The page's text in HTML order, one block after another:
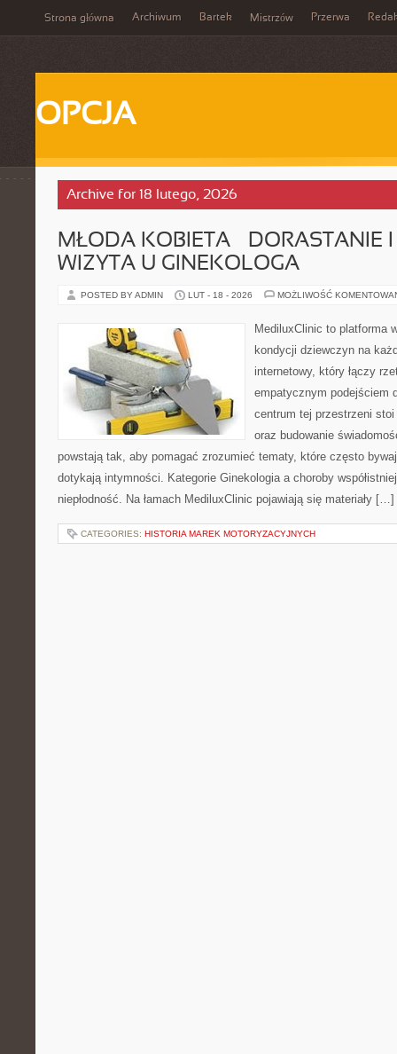
Strona główna Archiwum Bartek Mistrzów Przerwa
OPCJA
Archive for 18 lutego, 2026
MŁODA KOBIETA – DORASTANIE
WIZYTA U GINEKOLOGA
POSTED BY ADMIN LUT - 18 - 2026 MOŻLIWOŚĆ
MediluxClinic to platforma
kondycji dziewczyn na
internetowy, który łączy
empatycznym podejściem
centrum tej przestrzeni
oraz budowanie
powstają tak, aby pomagać zrozumieć tematy, które często
dotykają intymności. Kategorie Ginekologia a choroby
niepłodność. Na łamach MediluxClinic pojawiają się materiały […]
CATEGORIES: HISTORIA MAREK MOTORYZACYJNYCH